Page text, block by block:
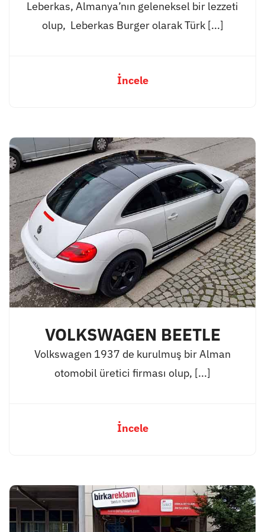
Leberkas, Almanya’nın geleneksel bir lezzeti
olup, Leberkas Burger olarak Türk [...]
İncele
VOLKSWAGEN BEETLE
Volkswagen 1937 de kurulmuş bir Alman
otomobil üretici firması olup, [...]
İncele